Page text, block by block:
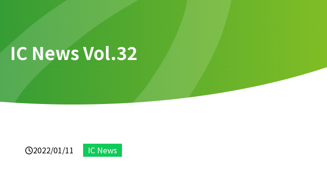
IC News Vol.32
2022/01/11 IC News